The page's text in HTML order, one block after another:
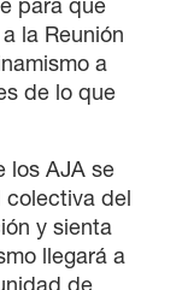
para que
la Reunión
a
de lo que
los AJA se
colectiva del
y sienta
llegará a